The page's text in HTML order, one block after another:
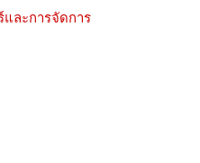
และการจัดการ